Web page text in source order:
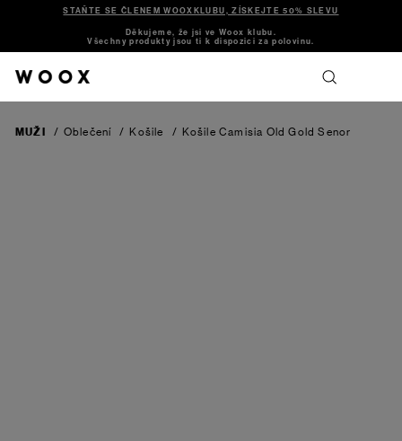
STAŇTE SE ČLENEM WOOXKLUBU, ZÍSKEJTE 50% SLEVU
Děkujeme, že jsi ve Woox klubu.
Všechny produkty jsou ti k dispozici za polovinu.
MUŽI / Oblečení / Košile / Košile Camisia Old Gold Senor